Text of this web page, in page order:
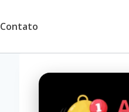
Contato